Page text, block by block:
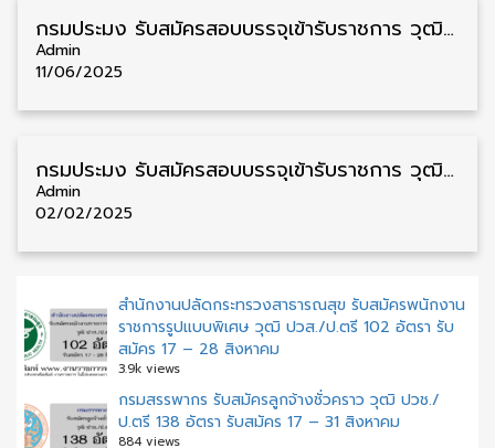
กรมประมง รับสมัครสอบบรรจุเข้ารับราชการ วุฒิ ปวส./ป.ตรี 20 อัตรา รับสมัคร 16 มิถุนายน – 4 กรกฎาคม
Admin
11/06/2025
กรมประมง รับสมัครสอบบรรจุเข้ารับราชการ วุฒิ ปวส./ป.ตรี 24 อัตรา รับสมัคร 20 มกราคม – 13 กุมภาพันธ์
Admin
02/02/2025
สำนักงานปลัดกระทรวงสาธารณสุข รับสมัครพนักงาน
ราชการรูปแบบพิเศษ วุฒิ ปวส./ป.ตรี 102 อัตรา รับ
สมัคร 17 – 28 สิงหาคม
3.9k views
กรมสรรพากร รับสมัครลูกจ้างชั่วคราว วุฒิ ปวช./
ป.ตรี 138 อัตรา รับสมัคร 17 – 31 สิงหาคม
884 views